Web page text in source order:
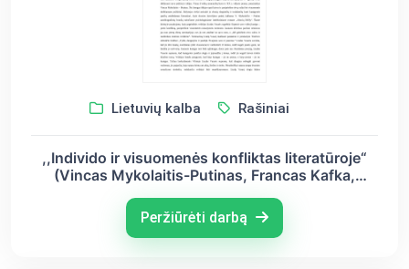
Lietuvių kalba Rašiniai
,,Individo ir visuomenės konfliktas literatūroje“
(Vincas Mykolaitis-Putinas, Francas Kafka,
Peržiūrėti darbą